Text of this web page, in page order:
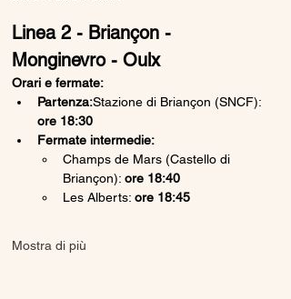
Linea 2 - Briançon -
Monginevro - Oulx
Orari e fermate:
Partenza:Stazione di Briançon (SNCF):
ore 18:30
Fermate intermedie:
Champs de Mars (Castello di
Briançon): ore 18:40
Les Alberts: ore 18:45
Mostra di più